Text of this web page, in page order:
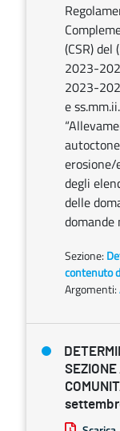
(CSR) del
2023-
2023-
e
erosione/
degli
delle
domande
Sezione:
contenuto
Argomenti:
SEZIONE